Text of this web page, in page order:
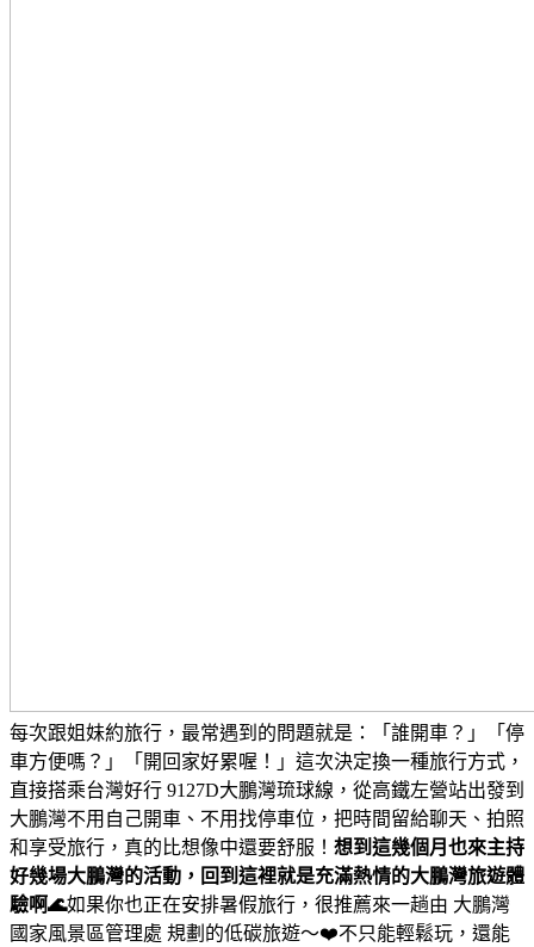
每次跟姐妹約旅行，最常遇到的問題就是：「誰開車？」「停
車方便嗎？」「開回家好累喔！」 這次決定換一種旅行方式，
直接搭乘台灣好行 9127D大鵬灣琉球線，從高鐵左營站出發到
大鵬灣不用自己開車、不用找停車位，把時間留給聊天、拍照
和享受旅行，真的比想像中還要舒服！ 想到這幾個月也來主持
好幾場大鵬灣的活動，回到這裡就是充滿熱情的大鵬灣旅遊體
驗啊🌊如果你也正在安排暑假旅行，很推薦來一趟由 大鵬灣
國家風景區管理處 規劃的低碳旅遊～❤️不只能輕鬆玩，還能